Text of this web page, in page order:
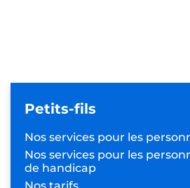
placement de travailleurs, le
l’employeur de la personne
d’employeur, le
diverses obligations
code du travail et du code de